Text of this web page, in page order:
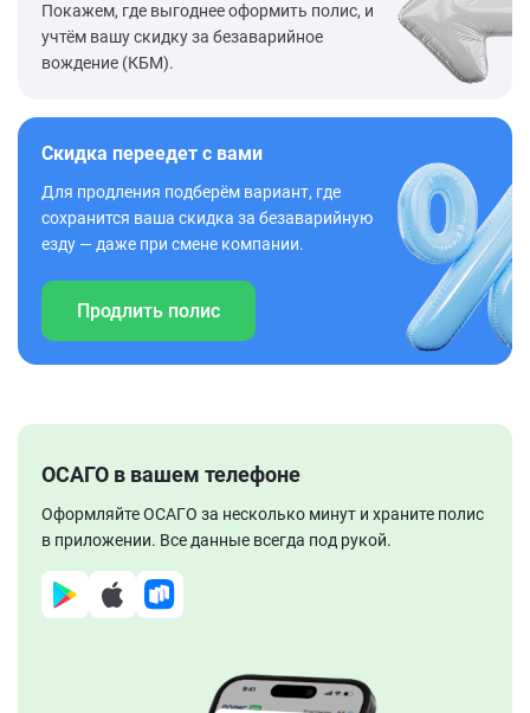
Покажем, где выгоднее оформить полис, и
учтём вашу скидку за безаварийное
вождение (КБМ).
Скидка переедет с вами
Для продления подберём вариант, где
сохранится ваша скидка за безаварийную
езду — даже при смене компании.
Продлить полис
ОСАГО в вашем телефоне
Оформляйте ОСАГО за несколько минут и храните полис
в приложении. Все данные всегда под рукой.